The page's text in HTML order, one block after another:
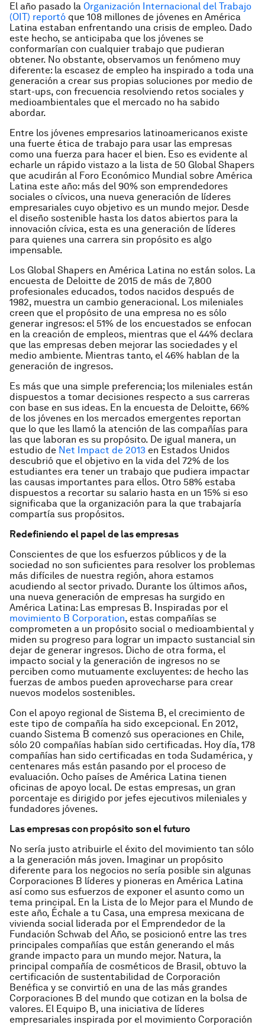
El año pasado la Organización Internacional del Trabajo
(OIT) reportó que 108 millones de jóvenes en América
Latina estaban enfrentando una crisis de empleo. Dado
este hecho, se anticipaba que los jóvenes se
conformarían con cualquier trabajo que pudieran
obtener. No obstante, observamos un fenómeno muy
diferente: la escasez de empleo ha inspirado a toda una
generación a crear sus propias soluciones por medio de
start-ups, con frecuencia resolviendo retos sociales y
medioambientales que el mercado no ha sabido
abordar.
Entre los jóvenes empresarios latinoamericanos existe
una fuerte ética de trabajo para usar las empresas
como una fuerza para hacer el bien. Eso es evidente al
echarle un rápido vistazo a la lista de 50 Global Shapers
que acudirán al Foro Económico Mundial sobre América
Latina este año: más del 90% son emprendedores
sociales o cívicos, una nueva generación de líderes
empresariales cuyo objetivo es un mundo mejor. Desde
el diseño sostenible hasta los datos abiertos para la
innovación cívica, esta es una generación de líderes
para quienes una carrera sin propósito es algo
impensable.
Los Global Shapers en América Latina no están solos. La
encuesta de Deloitte de 2015 de más de 7,800
profesionales educados, todos nacidos después de
1982, muestra un cambio generacional. Los mileniales
creen que el propósito de una empresa no es sólo
generar ingresos: el 51% de los encuestados se enfocan
en la creación de empleos, mientras que el 44% declara
que las empresas deben mejorar las sociedades y el
medio ambiente. Mientras tanto, el 46% hablan de la
generación de ingresos.
Es más que una simple preferencia; los mileniales están
dispuestos a tomar decisiones respecto a sus carreras
con base en sus ideas. En la encuesta de Deloitte, 66%
de los jóvenes en los mercados emergentes reportan
que lo que les llamó la atención de las compañías para
las que laboran es su propósito. De igual manera, un
estudio de Net Impact de 2013 en Estados Unidos
descubrió que el objetivo en la vida del 72% de los
estudiantes era tener un trabajo que pudiera impactar
las causas importantes para ellos. Otro 58% estaba
dispuestos a recortar su salario hasta en un 15% si eso
significaba que la organización para la que trabajaría
compartía sus propósitos.
Redefiniendo el papel de las empresas
Conscientes de que los esfuerzos públicos y de la
sociedad no son suficientes para resolver los problemas
más difíciles de nuestra región, ahora estamos
acudiendo al sector privado. Durante los últimos años,
una nueva generación de empresas ha surgido en
América Latina: Las empresas B. Inspiradas por el
movimiento B Corporation, estas compañías se
comprometen a un propósito social o medioambiental y
miden su progreso para lograr un impacto sustancial sin
dejar de generar ingresos. Dicho de otra forma, el
impacto social y la generación de ingresos no se
perciben como mutuamente excluyentes: de hecho las
fuerzas de ambos pueden aprovecharse para crear
nuevos modelos sostenibles.
Con el apoyo regional de Sistema B, el crecimiento de
este tipo de compañía ha sido excepcional. En 2012,
cuando Sistema B comenzó sus operaciones en Chile,
sólo 20 compañías habían sido certificadas. Hoy día, 178
compañías han sido certificadas en toda Sudamérica, y
centenares más están pasando por el proceso de
evaluación. Ocho países de América Latina tienen
oficinas de apoyo local. De estas empresas, un gran
porcentaje es dirigido por jefes ejecutivos mileniales y
fundadores jóvenes.
Las empresas con propósito son el futuro
No sería justo atribuirle el éxito del movimiento tan sólo
a la generación más joven. Imaginar un propósito
diferente para los negocios no sería posible sin algunas
Corporaciones B líderes y pioneras en América Latina
así como sus esfuerzos de exponer el asunto como un
tema principal. En la Lista de lo Mejor para el Mundo de
este año, Échale a tu Casa, una empresa mexicana de
vivienda social liderada por el Emprendedor de la
Fundación Schwab del Año, se posicionó entre las tres
principales compañías que están generando el más
grande impacto para un mundo mejor. Natura, la
principal compañía de cosméticos de Brasil, obtuvo la
certificación de sustentabilidad de Corporación
Benéfica y se convirtió en una de las más grandes
Corporaciones B del mundo que cotizan en la bolsa de
valores. El Equipo B, una iniciativa de líderes
empresariales inspirada por el movimiento Corporación